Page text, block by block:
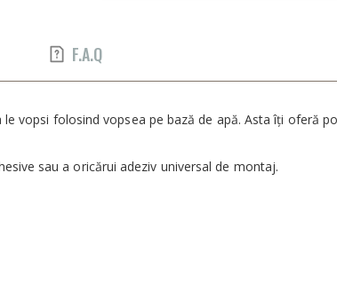
vopsi folosind vopsea pe bază de apă. Asta îți oferă
sau a oricărui adeziv universal de montaj.
F.A.Q